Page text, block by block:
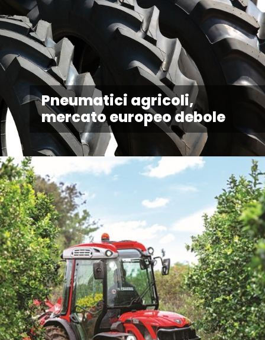
Pneumatici agricoli,
mercato europeo debole